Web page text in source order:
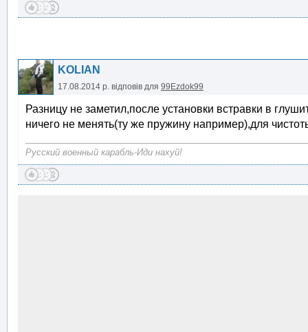
KOLIAN
17.08.2014 р. відповів для 99Ezdok99
Разницу не заметил,после установки встравки в
ничего не менять(ту же пружину например),для
Русский военный карабль-Иди нахуй!